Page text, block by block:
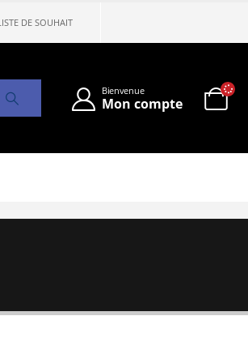
DE SOUHAIT
Bienvenue
Mon compte